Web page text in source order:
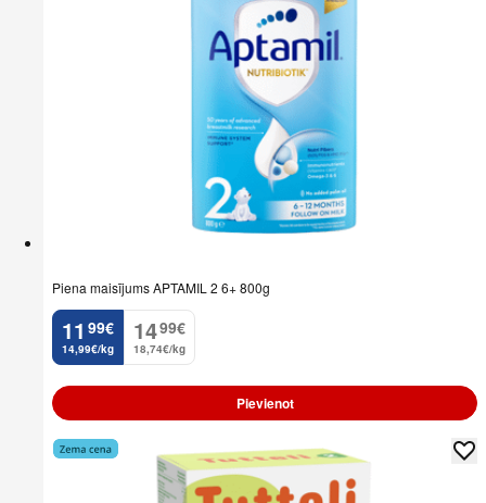
Piena maisījums APTAMIL 2 6+ 800g
11
. 99€
14,99€/kg
14
. 99€
18,74€/kg
Pievienot